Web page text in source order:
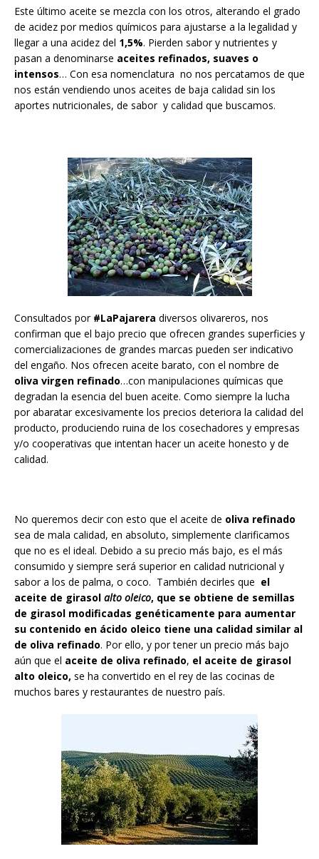
Este último aceite se mezcla con los otros, alterando el grado
de acidez por medios químicos para ajustarse a la legalidad y
llegar a una acidez del 1,5%. Pierden sabor y nutrientes y
pasan a denominarse aceites refinados, suaves o
intensos… Con esa nomenclatura no nos percatamos de que
nos están vendiendo unos aceites de baja calidad sin los
aportes nutricionales, de sabor y calidad que buscamos.
Consultados por #LaPajarera diversos olivareros, nos
confirman que el bajo precio que ofrecen grandes superficies y
comercializaciones de grandes marcas pueden ser indicativo
del engaño. Nos ofrecen aceite barato, con el nombre de
oliva virgen refinado…con manipulaciones químicas que
degradan la esencia del buen aceite. Como siempre la lucha
por abaratar excesivamente los precios deteriora la calidad del
producto, produciendo ruina de los cosechadores y empresas
y/o cooperativas que intentan hacer un aceite honesto y de
calidad.
No queremos decir con esto que el aceite de oliva refinado
sea de mala calidad, en absoluto, simplemente clarificamos
que no es el ideal. Debido a su precio más bajo, es el más
consumido y siempre será superior en calidad nutricional y
sabor a los de palma, o coco. También decirles que el
aceite de girasol alto oleico, que se obtiene de semillas
de girasol modificadas genéticamente para aumentar
su contenido en ácido oleico tiene una calidad similar al
de oliva refinado. Por ello, y por tener un precio más bajo
aún que el aceite de oliva refinado, el aceite de girasol
alto oleico, se ha convertido en el rey de las cocinas de
muchos bares y restaurantes de nuestro país.